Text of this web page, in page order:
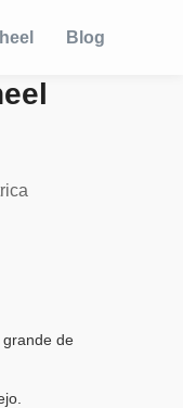
Blog
grande de